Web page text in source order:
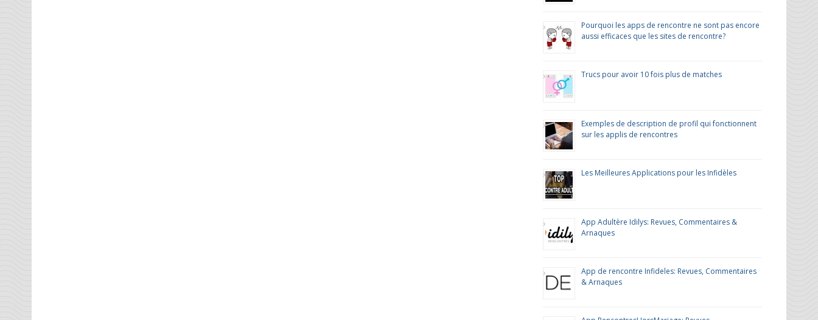
Pourquoi les apps de rencontre ne sont pas encore
aussi efficaces que les sites de rencontre?
Trucs pour avoir 10 fois plus de matches
Exemples de description de profil qui fonctionnent
sur les applis de rencontres
Les Meilleures Applications pour les Infidèles
App Adultère Idilys: Revues, Commentaires &
Arnaques
App de rencontre Infideles: Revues, Commentaires
& Arnaques